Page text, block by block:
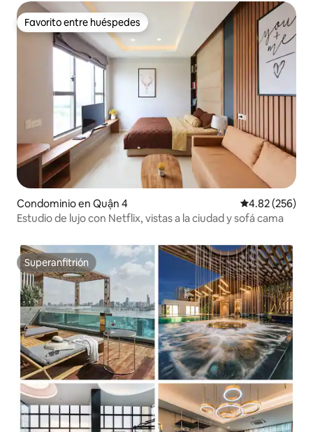
Favorito entre huéspedes
Favorito entre huéspedes
Condominio en Quận 4 Calificación
4.82 (256)
Estudio de lujo con Netflix, vistas a la ciudad y sofá cama
Superanfitrión
Superanfitrión